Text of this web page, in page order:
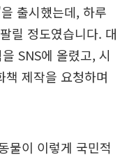
출시했는데, 하루
릴 정도였습니다. 대
SNS에 올렸고, 시
책 제작을 요청하며
물이 이렇게 국민적